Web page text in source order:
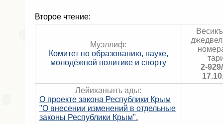
Второе чтение:
Муэллиф:
Комитет по образованию, науке,
молодёжной политике и спорту
2-
Лейиханынъ ады:
О проекте закона Республики Крым
"О внесении изменений в отдельные
законы Республики Крым".